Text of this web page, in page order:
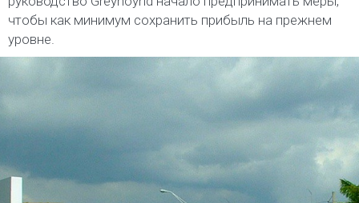
чтобы как минимум сохранить прибыль на прежнем
уровне.